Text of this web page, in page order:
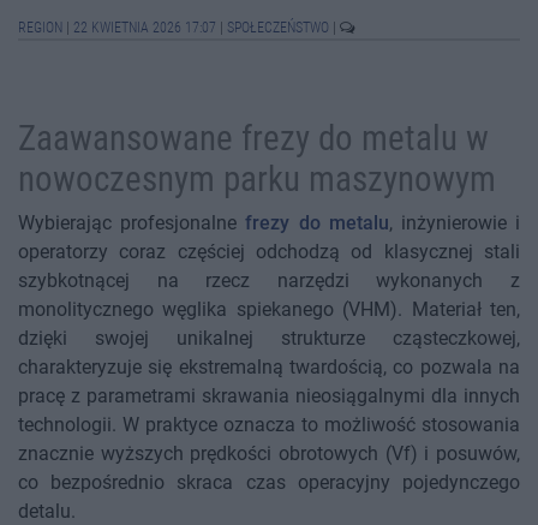
REGION 22 KWIETNIA 2026 17:07 SPOŁECZEŃSTWO
Zaawansowane frezy do metalu w
nowoczesnym parku maszynowym
Wybierając profesjonalnefrezy do metalu, inżynierowie i
operatorzy coraz częściej odchodzą od klasycznej stali
szybkotnącej na rzecz narzędzi wykonanych z
monolitycznego węglika spiekanego (VHM). Materiał ten,
dzięki swojej unikalnej strukturze cząsteczkowej,
charakteryzuje się ekstremalną twardością, co pozwala na
pracę z parametrami skrawania nieosiągalnymi dla innych
technologii. W praktyce oznacza to możliwość stosowania
znacznie wyższych prędkości obrotowych (Vf) i posuwów,
co bezpośrednio skraca czas operacyjny pojedynczego
detalu.